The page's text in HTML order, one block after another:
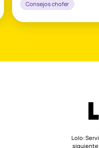
Consejos chofer
Lolo:
siguiente